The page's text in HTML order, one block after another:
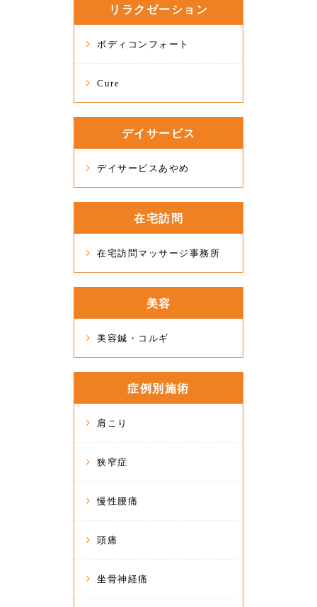
リラクゼーション
ボディコンフォート
Cure
デイサービス
デイサービスあやめ
在宅訪問
在宅訪問マッサージ事務所
美容
美容鍼・コルギ
症例別施術
肩こり
狭窄症
慢性腰痛
頭痛
坐骨神経痛